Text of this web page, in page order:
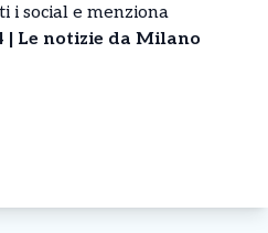
i social e menziona
| Le notizie da Milano